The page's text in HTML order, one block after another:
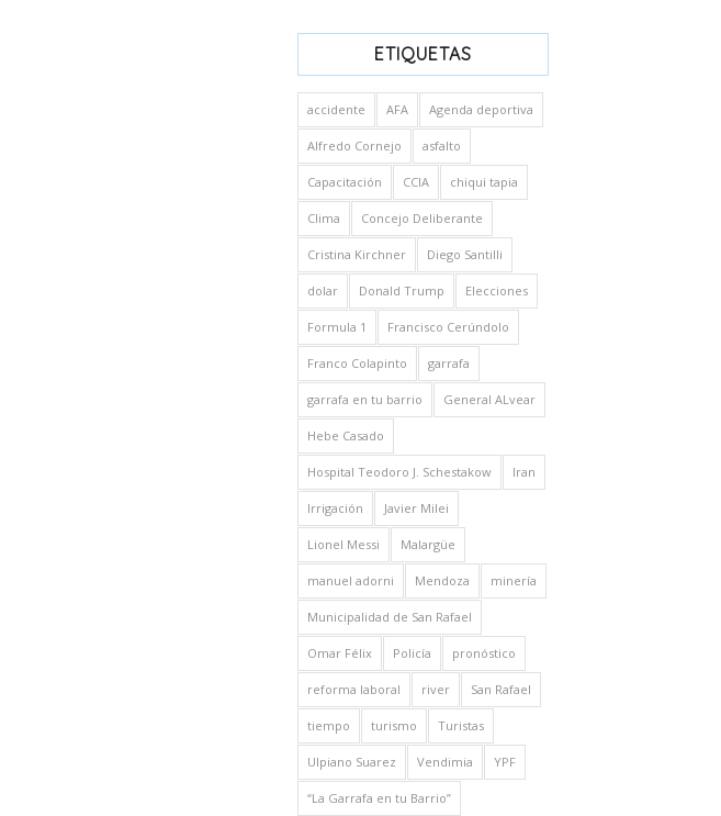
ETIQUETAS
accidente AFA Agenda deportiva
Alfredo Cornejo asfalto
Capacitación CCIA chiqui tapia
Clima Concejo Deliberante
Cristina Kirchner Diego Santilli
dolar Donald Trump Elecciones
Formula 1 Francisco Cerúndolo
Franco Colapinto garrafa
garrafa en tu barrio General ALvear
Hebe Casado
Hospital Teodoro J. Schestakow Iran
Irrigación Javier Milei
Lionel Messi Malargüe
manuel adorni Mendoza minería
Municipalidad de San Rafael
Omar Félix Policía pronóstico
reforma laboral river San Rafael
tiempo turismo Turistas
Ulpiano Suarez Vendimia YPF
“La Garrafa en tu Barrio”